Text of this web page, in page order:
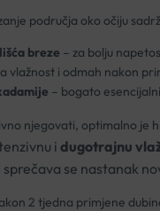
područja oko očiju
breze – za bolju
vlažnost i odmah nakon
– bogato
njegovati, optimalno
i dugotrajnu
se nastanak
2 tjedna primjene